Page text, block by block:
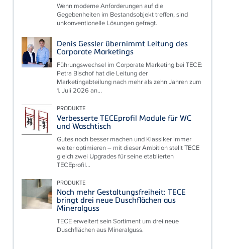
Wenn moderne Anforderungen auf die
Gegebenheiten im Bestandsobjekt treffen, sind
unkonventionelle Lösungen gefragt.
Denis Gessler übernimmt Leitung des
Corporate Marketings
Führungswechsel im Corporate Marketing bei TECE:
Petra Bischof hat die Leitung der
Marketingabteilung nach mehr als zehn Jahren zum
1. Juli 2026 an...
PRODUKTE
Verbesserte TECEprofil Module für WC
und Waschtisch
Gutes noch besser machen und Klassiker immer
weiter optimieren – mit dieser Ambition stellt TECE
gleich zwei Upgrades für seine etablierten
TECEprofil...
PRODUKTE
Noch mehr Gestaltungsfreiheit: TECE
bringt drei neue Duschflächen aus
Mineralguss
TECE erweitert sein Sortiment um drei neue
Duschflächen aus Mineralguss.